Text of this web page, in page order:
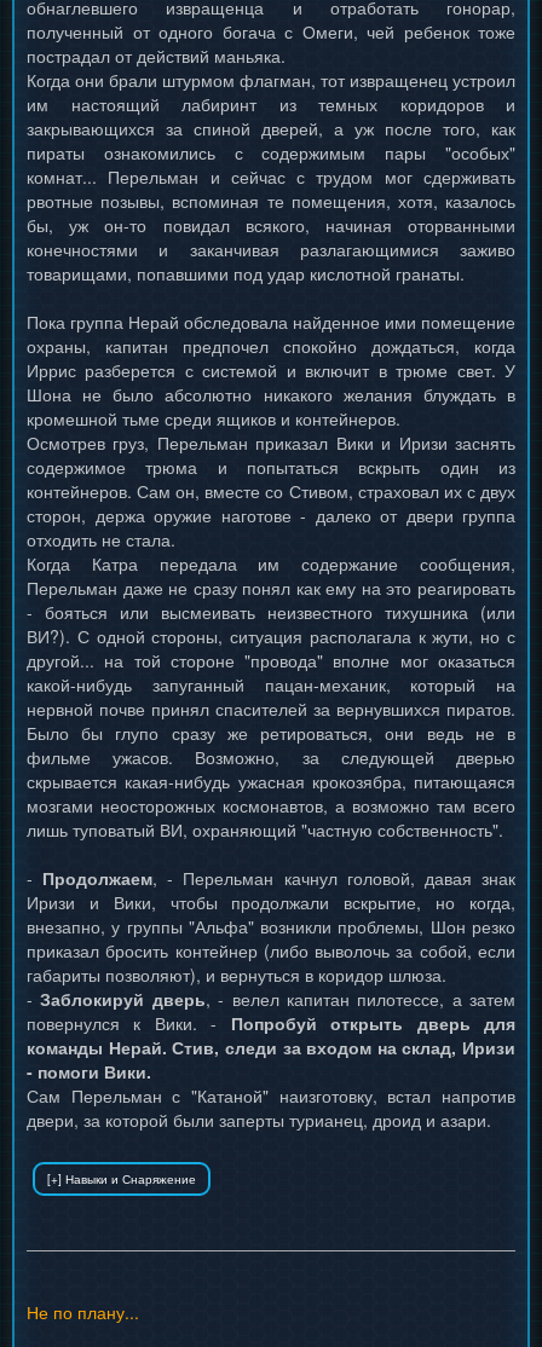
обнаглевшего извращенца и отработать гонорар,
полученный от одного богача с Омеги, чей ребенок тоже
пострадал от действий маньяка.
Когда они брали штурмом флагман, тот извращенец устроил
им настоящий лабиринт из темных коридоров и
закрывающихся за спиной дверей, а уж после того, как
пираты ознакомились с содержимым пары "особых"
комнат... Перельман и сейчас с трудом мог сдерживать
рвотные позывы, вспоминая те помещения, хотя, казалось
бы, уж он-то повидал всякого, начиная оторванными
конечностями и заканчивая разлагающимися заживо
товарищами, попавшими под удар кислотной гранаты.
Пока группа Нерай обследовала найденное ими помещение
охраны, капитан предпочел спокойно дождаться, когда
Иррис разберется с системой и включит в трюме свет. У
Шона не было абсолютно никакого желания блуждать в
кромешной тьме среди ящиков и контейнеров.
Осмотрев груз, Перельман приказал Вики и Иризи заснять
содержимое трюма и попытаться вскрыть один из
контейнеров. Сам он, вместе со Стивом, страховал их с двух
сторон, держа оружие наготове - далеко от двери группа
отходить не стала.
Когда Катра передала им содержание сообщения,
Перельман даже не сразу понял как ему на это реагировать
- бояться или высмеивать неизвестного тихушника (или
ВИ?). С одной стороны, ситуация располагала к жути, но с
другой... на той стороне "провода" вполне мог оказаться
какой-нибудь запуганный пацан-механик, который на
нервной почве принял спасителей за вернувшихся пиратов.
Было бы глупо сразу же ретироваться, они ведь не в
фильме ужасов. Возможно, за следующей дверью
скрывается какая-нибудь ужасная крокозябра, питающаяся
мозгами неосторожных космонавтов, а возможно там всего
лишь туповатый ВИ, охраняющий "частную собственность".
- Продолжаем, - Перельман качнул головой, давая знак
Иризи и Вики, чтобы продолжали вскрытие, но когда,
внезапно, у группы "Альфа" возникли проблемы, Шон резко
приказал бросить контейнер (либо выволочь за собой, если
габариты позволяют), и вернуться в коридор шлюза.
-Заблокируй дверь, - велел капитан пилотессе, а затем
повернулся к Вики. - Попробуй открыть дверь для
команды Нерай. Стив, следи за входом на склад, Иризи
- помоги Вики.
Сам Перельман с "Катаной" наизготовку, встал напротив
двери, за которой были заперты турианец, дроид и азари.
Не по плану...